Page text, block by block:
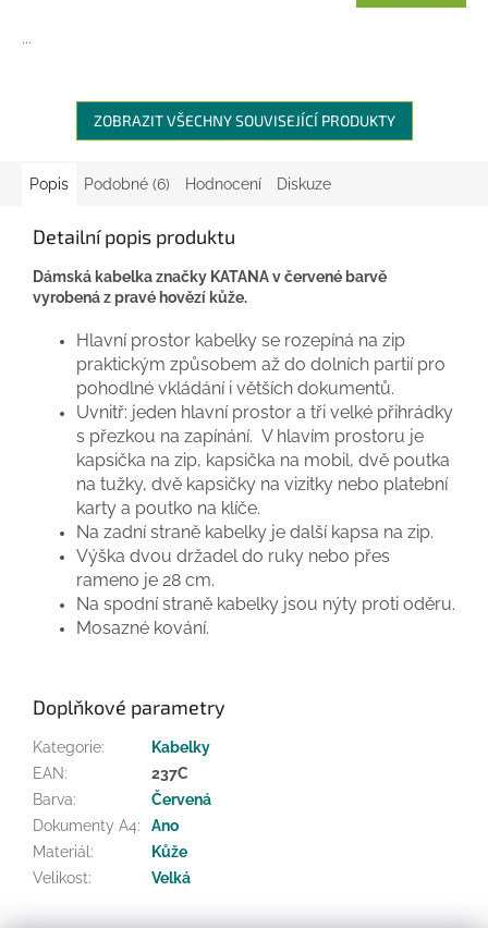
...
ZOBRAZIT VŠECHNY SOUVISEJÍCÍ PRODUKTY
Popis Podobné (6) Hodnocení Diskuze
Detailní popis produktu
Dámská kabelka značky KATANA v červené barvě
vyrobená z pravé hovězí kůže.
Hlavní prostor kabelky se rozepíná na zip
praktickým způsobem až do dolních partií pro
pohodlné vkládání i větších dokumentů.
Uvnitř: jeden hlavní prostor a tři velké přihrádky
s přezkou na zapínání. V hlavím prostoru je
kapsička na zip, kapsička na mobil, dvě poutka
na tužky, dvě kapsičky na vizitky nebo platební
karty a poutko na klíče.
Na zadní straně kabelky je další kapsa na zip.
Výška dvou držadel do ruky nebo přes
rameno je 28 cm.
Na spodní straně kabelky jsou nýty proti oděru.
Mosazné kování.
Doplňkové parametry
Kategorie:
Kabelky
EAN:
237C
Barva:
Červená
Dokumenty A4:
Ano
Materiál :
Kůže
Velikost: Velká